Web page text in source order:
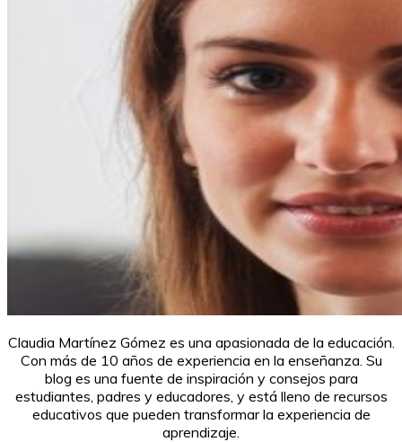
Claudia Martínez Gómez es una apasionada de la educación.
Con más de 10 años de experiencia en la enseñanza. Su
blog es una fuente de inspiración y consejos para
estudiantes, padres y educadores, y está lleno de recursos
educativos que pueden transformar la experiencia de
aprendizaje.